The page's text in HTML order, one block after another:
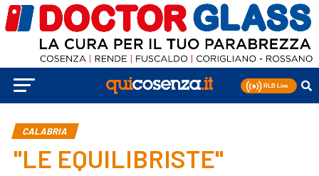
CALABRIA
"LE EQUILIBRISTE"